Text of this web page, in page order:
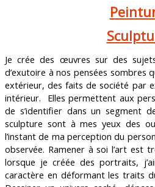
Je crée des œuvres sur des
d’exutoire à nos pensées sombres
extérieur, des faits de société par
intérieur. Elles permettent aux
de s’identifier dans un segment
sculpture sont à mes yeux des
l’instant de ma perception du
observée. Ramener à soi l’art est
lorsque je créée des portraits,
caractère en déformant les traits